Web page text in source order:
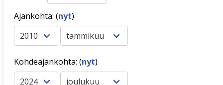
Ajankohta: (nyt)
Kohdeajankohta: (nyt)